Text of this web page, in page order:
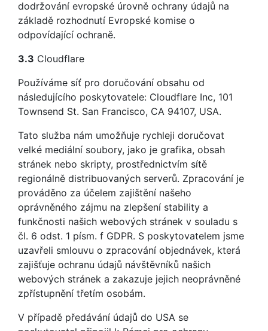
dodržování evropské úrovně ochrany údajů na
základě rozhodnutí Evropské komise o
odpovídající ochraně.
3.3 Cloudflare
Používáme síť pro doručování obsahu od
následujícího poskytovatele: Cloudflare Inc, 101
Townsend St. San Francisco, CA 94107, USA.
Tato služba nám umožňuje rychleji doručovat
velké mediální soubory, jako je grafika, obsah
stránek nebo skripty, prostřednictvím sítě
regionálně distribuovaných serverů. Zpracování je
prováděno za účelem zajištění našeho
oprávněného zájmu na zlepšení stability a
funkčnosti našich webových stránek v souladu s
čl. 6 odst. 1 písm. f GDPR. S poskytovatelem jsme
uzavřeli smlouvu o zpracování objednávek, která
zajišťuje ochranu údajů návštěvníků našich
webových stránek a zakazuje jejich neoprávněné
zpřístupnění třetím osobám.
V případě předávání údajů do USA se